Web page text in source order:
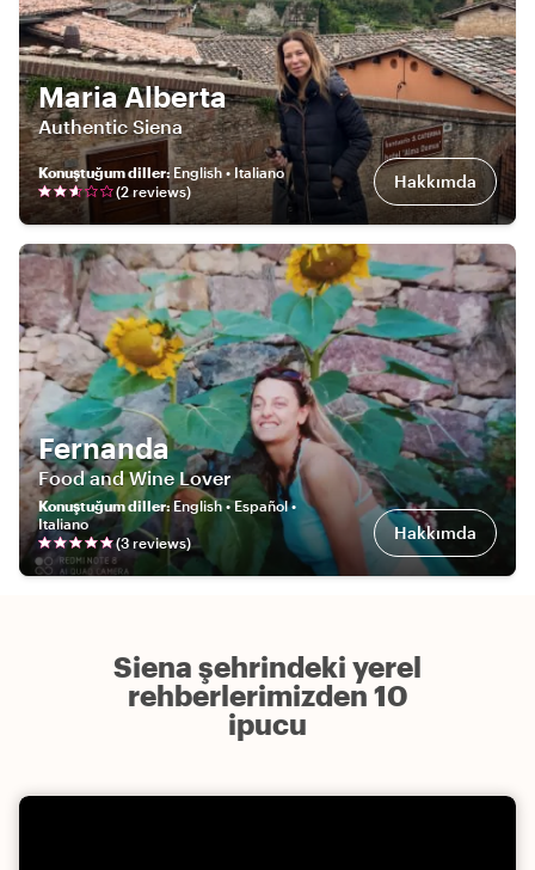
Maria Alberta
Authentic Siena
Konuştuğum diller: English • Italiano
(2 reviews) Hakkımda
Fernanda
Food and Wine Lover
Konuştuğum diller:English • Español •
Italiano
(3 reviews) Hakkımda
Siena şehrindeki yerel
rehberlerimizden 10
ipucu